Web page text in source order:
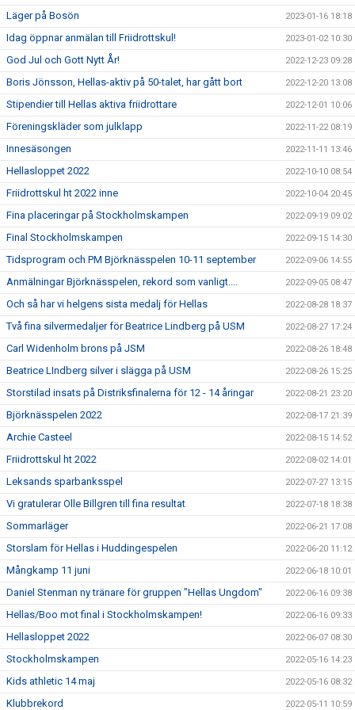
Läger på Bosön 2023-01-16 18:18
Idag öppnar anmälan till Friidrottskul! 2023-01-02 10:30
God Jul och Gott Nytt År! 2022-12-23 09:28
Boris Jönsson, Hellas-aktiv på 50-talet, har gått bort 2022-12-20 13:08
Stipendier till Hellas aktiva friidrottare 2022-12-01 10:06
Föreningskläder som julklapp 2022-11-22 08:19
Innesäsongen 2022-11-11 13:46
Hellasloppet 2022 2022-10-10 08:54
Friidrottskul ht 2022 inne 2022-10-04 20:45
Fina placeringar på Stockholmskampen 2022-09-19 09:02
Final Stockholmskampen 2022-09-15 14:30
Tidsprogram och PM Björknässpelen 10-11 september 2022-09-06 14:55
Anmälningar Björknässpelen, rekord som vanligt.... 2022-09-05 08:47
Och så har vi helgens sista medalj för Hellas 2022-08-28 18:37
Två fina silvermedaljer för Beatrice Lindberg på USM 2022-08-27 17:24
Carl Widenholm brons på JSM 2022-08-26 18:48
Beatrice LIndberg silver i slägga på USM 2022-08-26 15:25
Storstilad insats på Distriksfinalerna för 12 - 14 åringar 2022-08-21 23:20
Björknässpelen 2022 2022-08-17 21:39
Archie Casteel 2022-08-15 14:52
Friidrottskul ht 2022 2022-08-02 14:01
Leksands sparbanksspel 2022-07-27 13:15
Vi gratulerar Olle Billgren till fina resultat 2022-07-18 18:38
Sommarläger 2022-06-21 17:08
Storslam för Hellas i Huddingespelen 2022-06-20 11:12
Mångkamp 11 juni 2022-06-18 10:01
Daniel Stenman ny tränare för gruppen "Hellas Ungdom" 2022-06-16 09:38
Hellas/Boo mot final i Stockholmskampen! 2022-06-16 09:33
Hellasloppet 2022 2022-06-07 08:30
Stockholmskampen 2022-05-16 14:23
Kids athletic 14 maj 2022-05-16 08:32
Klubbrekord 2022-05-11 10:59